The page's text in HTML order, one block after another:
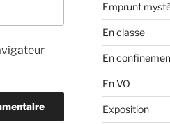
Emprunt
En classe
En
En VO
Exposition